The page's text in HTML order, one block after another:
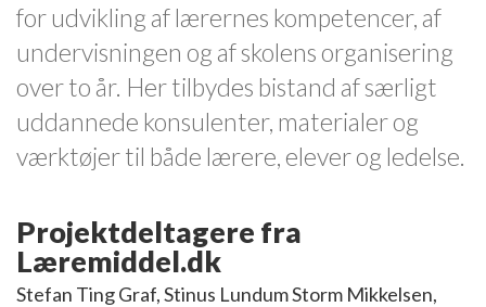
for udvikling af lærernes kompetencer, af
undervisningen og af skolens organisering
over to år. Her tilbydes bistand af særligt
uddannede konsulenter, materialer og
værktøjer til både lærere, elever og ledelse.
Projektdeltagere fra
Læremiddel.dk
Stefan Ting Graf, Stinus Lundum Storm Mikkelsen,